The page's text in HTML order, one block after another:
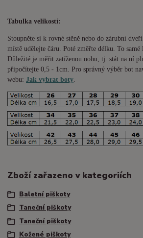
Tabulka velikostí:
Stoupněte si k rovné stěně nebo do zárubní
místě udělejte čáru. Poté změřte délku. To samé
Důležité je měřit zatíženou nohu, tj. stát na ní
připočítejte 0,5 - 1cm . Pro správný výběr bot
webu: Jak vybrat boty
Zboží zařazeno v kategoriích
Baletní piškoty
Taneční piškoty
Taneční piškoty
Kožené piškoty